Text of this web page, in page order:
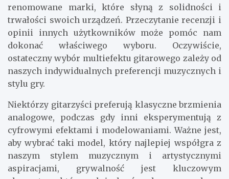
renomowane marki, które słyną z solidności i
trwałości swoich urządzeń. Przeczytanie recenzji i
opinii innych użytkowników może pomóc nam
dokonać właściwego wyboru. Oczywiście,
ostateczny wybór multiefektu gitarowego zależy od
naszych indywidualnych preferencji muzycznych i
stylu gry.
Niektórzy gitarzyści preferują klasyczne brzmienia
analogowe, podczas gdy inni eksperymentują z
cyfrowymi efektami i modelowaniami. Ważne jest,
aby wybrać taki model, który najlepiej współgra z
naszym stylem muzycznym i artystycznymi
aspiracjami, grywalność jest kluczowym